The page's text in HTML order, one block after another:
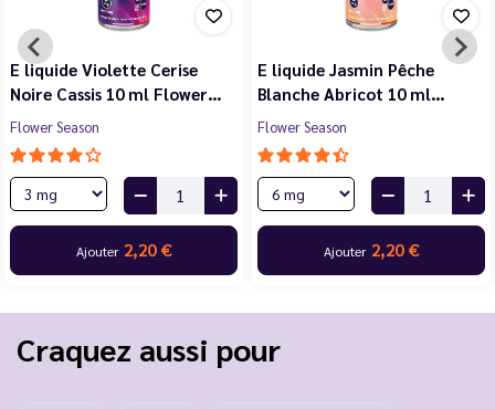
E liquide Violette Cerise
Noire Cassis 10 ml Flower…
Flower Season
Ajouter 2,20 €
E liquide Jasmin Pêche
Blanche Abricot 10 ml…
Flower Season
Ajouter 2,20 €
Craquez aussi pour